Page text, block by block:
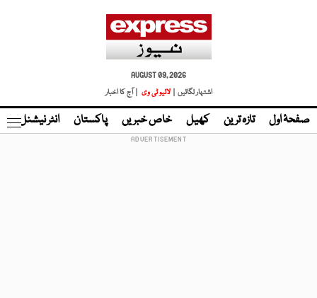
AUGUST 09, 2026
اشتہار لگائیں |
لائیو ٹی وی | آج کا اخبار
صفحۂ اول تازہ ترین کھیل خاص خبریں پاکستان انٹر نیشنل